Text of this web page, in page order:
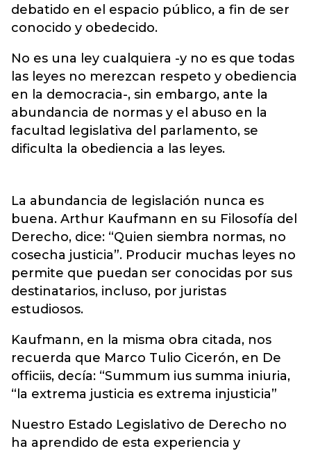
debatido en el espacio público, a fin de ser
conocido y obedecido.
No es una ley cualquiera -y no es que todas
las leyes no merezcan respeto y obediencia
en la democracia-, sin embargo, ante la
abundancia de normas y el abuso en la
facultad legislativa del parlamento, se
dificulta la obediencia a las leyes.
La abundancia de legislación nunca es
buena. Arthur Kaufmann en su Filosofía del
Derecho, dice: “Quien siembra normas, no
cosecha justicia”. Producir muchas leyes no
permite que puedan ser conocidas por sus
destinatarios, incluso, por juristas
estudiosos.
Kaufmann, en la misma obra citada, nos
recuerda que Marco Tulio Cicerón, en De
officiis, decía: “Summum ius summa iniuria,
“la extrema justicia es extrema injusticia”
Nuestro Estado Legislativo de Derecho no
ha aprendido de esta experiencia y